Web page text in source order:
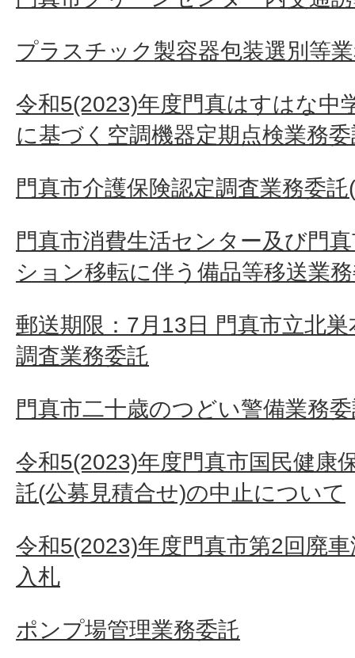
プラスチック製容器包装選別等
令和5(2023)年度門真はすはな中
に基づく空調機器定期点検業務
門真市介護保険認定調査業務委
門真市消費生活センター及び門
ション移転に伴う備品等移送業
郵送期限：7月13日 門真市立北
調査業務委託
門真市二十歳のつどい警備業務
令和5(2023)年度門真市国民健康
託(公募見積合せ)の中止について
令和5(2023)年度門真市第2回廃
入札
ポンプ場管理業務委託